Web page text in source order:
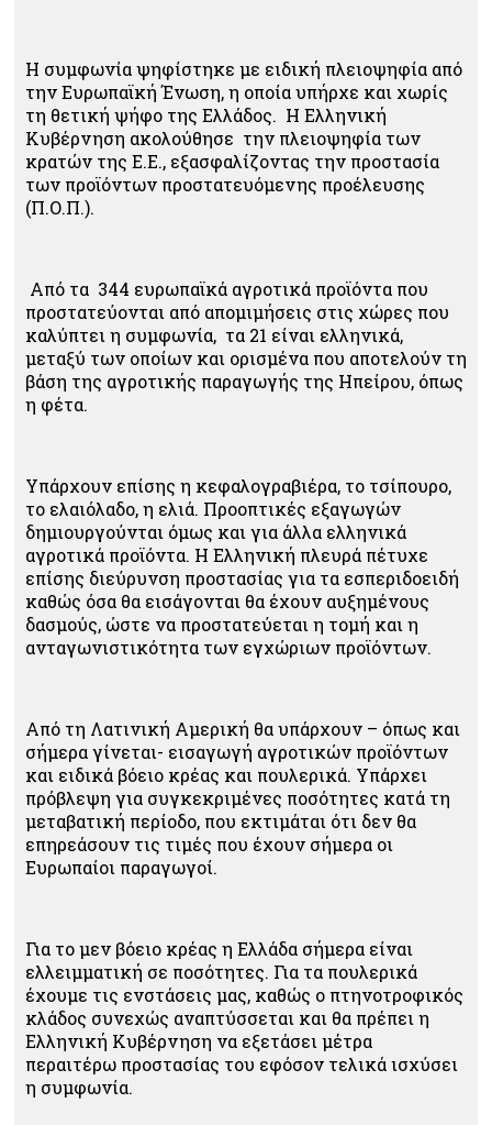
Η συμφωνία ψηφίστηκε με ειδική πλειοψηφία από
την Ευρωπαϊκή Ένωση, η οποία υπήρχε και χωρίς
τη θετική ψήφο της Ελλάδος. Η Ελληνική
Κυβέρνηση ακολούθησε την πλειοψηφία των
κρατών της Ε.Ε., εξασφαλίζοντας την προστασία
των προϊόντων προστατευόμενης προέλευσης
(Π.Ο.Π.).
Από τα 344 ευρωπαϊκά αγροτικά προϊόντα που
προστατεύονται από απομιμήσεις στις χώρες που
καλύπτει η συμφωνία, τα 21 είναι ελληνικά,
μεταξύ των οποίων και ορισμένα που αποτελούν τη
βάση της αγροτικής παραγωγής της Ηπείρου, όπως
η φέτα.
Υπάρχουν επίσης η κεφαλογραβιέρα, το τσίπουρο,
το ελαιόλαδο, η ελιά. Προοπτικές εξαγωγών
δημιουργούνται όμως και για άλλα ελληνικά
αγροτικά προϊόντα. Η Ελληνική πλευρά πέτυχε
επίσης διεύρυνση προστασίας για τα εσπεριδοειδή
καθώς όσα θα εισάγονται θα έχουν αυξημένους
δασμούς, ώστε να προστατεύεται η τομή και η
ανταγωνιστικότητα των εγχώριων προϊόντων.
Από τη Λατινική Αμερική θα υπάρχουν – όπως και
σήμερα γίνεται- εισαγωγή αγροτικών προϊόντων
και ειδικά βόειο κρέας και πουλερικά. Υπάρχει
πρόβλεψη για συγκεκριμένες ποσότητες κατά τη
μεταβατική περίοδο, που εκτιμάται ότι δεν θα
επηρεάσουν τις τιμές που έχουν σήμερα οι
Ευρωπαίοι παραγωγοί.
Για το μεν βόειο κρέας η Ελλάδα σήμερα είναι
ελλειμματική σε ποσότητες. Για τα πουλερικά
έχουμε τις ενστάσεις μας, καθώς ο πτηνοτροφικός
κλάδος συνεχώς αναπτύσσεται και θα πρέπει η
Ελληνική Κυβέρνηση να εξετάσει μέτρα
περαιτέρω προστασίας του εφόσον τελικά ισχύσει
η συμφωνία.